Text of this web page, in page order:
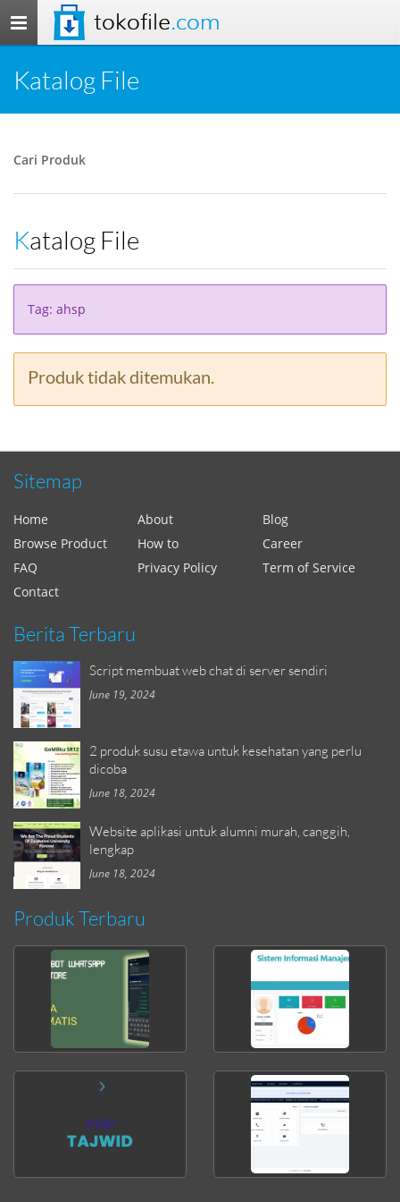
Toggle
navigation
tokofile.com
Katalog File
Cari Produk
Katalog File
Tag: ahsp
Produk tidak ditemukan.
Sitemap
Home About
Blog
Browse Product
How to
Career
FAQ
Privacy Policy
Term of Service
Contact
Berita Terbaru
Script membuat web chat di server sendiri
June 19, 2024
2 produk susu etawa untuk kesehatan yang perlu
dicoba
June 18, 2024
Website aplikasi untuk alumni murah, canggih,
lengkap
June 18, 2024
Produk Terbaru